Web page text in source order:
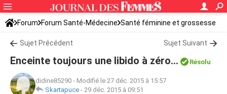
Forum Forum Santé-Médecine Santé féminine et grossesse
Sujet Précédent Sujet Suivant
Enceinte toujours une libido à zéro... Résolu
didine85290 - Modifié le 27 déc. 2015 à 15:57
Skartapuce - 29 déc. 2015 à 09:51